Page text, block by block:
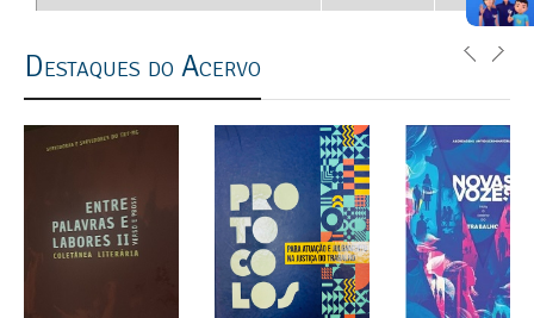
Destaques do Acervo